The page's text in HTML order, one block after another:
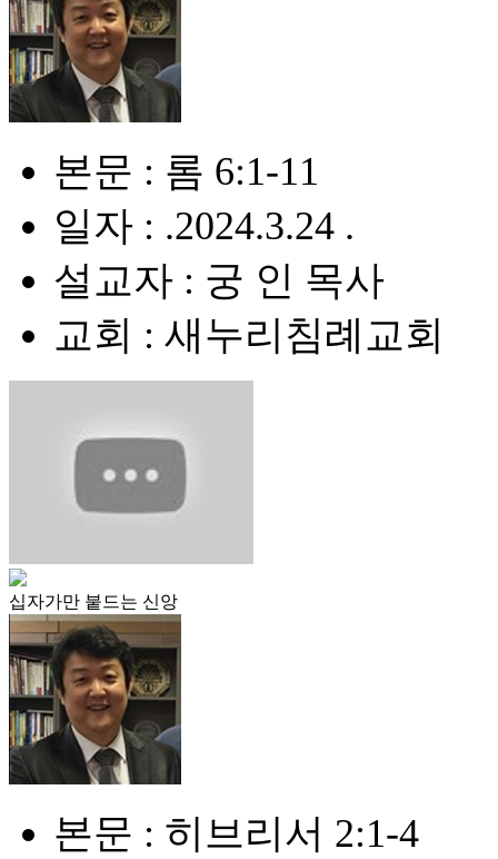
본문 : 롬 6:1-11
일자 : .2024.3.24 .
설교자 : 궁 인 목사
교회 : 새누리침례교회
십자가만 붙드는 신앙
본문 : 히브리서 2:1-4